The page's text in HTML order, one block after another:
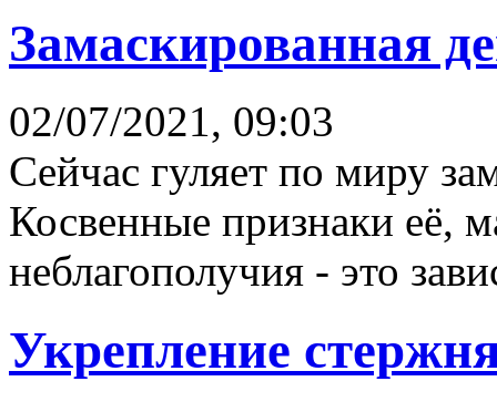
Замаскированная
02/07/2021, 09:03
Сейчас гуляет по миру
Косвенные признаки её,
неблагополучия - это
Укрепление